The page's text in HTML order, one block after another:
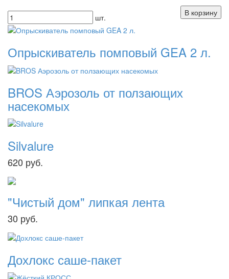
шт.
Опрыскиватель помповый GEA 2 л.
BROS Аэрозоль от ползающих
насекомых
Silvalure
620 руб.
"Чистый дом" липкая лента
30 руб.
Дохлокс саше-пакет